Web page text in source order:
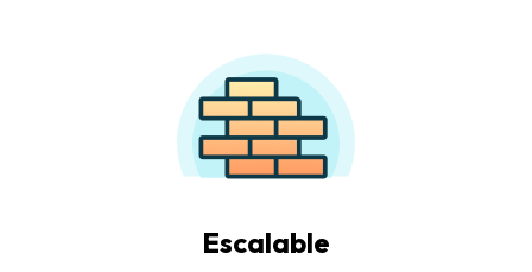
Escalable